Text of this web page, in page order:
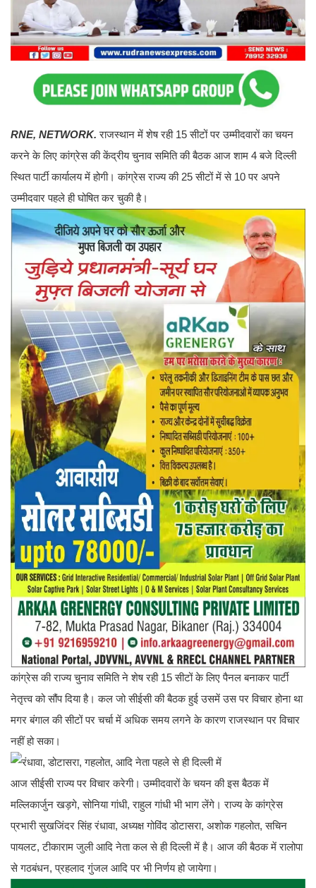
RNE, NETWORK. राजस्थान में शेष रही 15 सीटों पर उम्मीदवारों का चयन
करने के लिए कांग्रेस की केंद्रीय चुनाव समिति की बैठक आज शाम 4 बजे दिल्ली
स्थित पार्टी कार्यालय में होगी। कांग्रेस राज्य की 25 सीटों में से 10 पर अपने
उम्मीदवार पहले ही घोषित कर चुकी है।
कांग्रेस की राज्य चुनाव समिति ने शेष रही 15 सीटों के लिए पैनल बनाकर पार्टी
नेतृत्त्व को सौंप दिया है। कल जो सीईसी की बैठक हुई उसमें उस पर विचार होना था
मगर बंगाल की सीटों पर चर्चा में अधिक समय लगने के कारण राजस्थान पर विचार
नहीं हो सका।
आज सीईसी राज्य पर विचार करेगी। उम्मीदवारों के चयन की इस बैठक में
मल्लिकार्जुन खड़गे, सोनिया गांधी, राहुल गांधी भी भाग लेंगे। राज्य के कांग्रेस
प्रभारी सुखजिंदर सिंह रंधावा, अध्यक्ष गोविंद डोटासरा, अशोक गहलोत, सचिन
पायलट, टीकाराम जुली आदि नेता कल से ही दिल्ली में है। आज की बैठक में रालोपा
से गठबंधन, प्रहलाद गुंजल आदि पर भी निर्णय हो जायेगा।